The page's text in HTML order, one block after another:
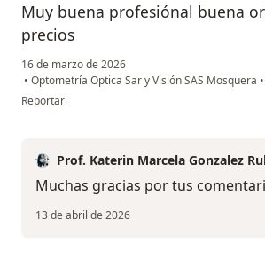
Muy buena profesiónal buena
precios
16 de marzo de 2026
• Optometría Optica Sar y Visión SAS Mosquera •
en opinión del usuario Zully Dayana Mendez león
Reportar
Prof. Katerin Marcela Gonzalez
Muchas gracias por tus
13 de abril de 2026